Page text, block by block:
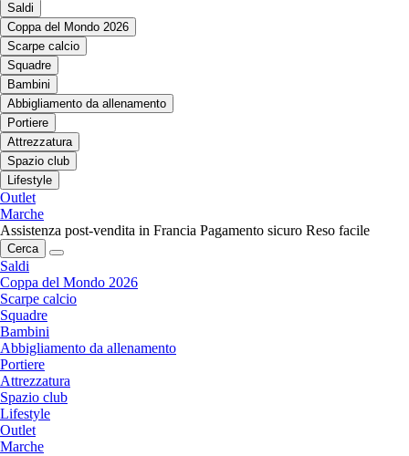
Saldi
Coppa del Mondo 2026
Scarpe calcio
Squadre
Bambini
Abbigliamento da allenamento
Portiere
Attrezzatura
Spazio club
Lifestyle
Outlet
Marche
Assistenza post-vendita in Francia Pagamento sicuro Reso facile
Cerca
Saldi
Coppa del Mondo 2026
Scarpe calcio
Squadre
Bambini
Abbigliamento da allenamento
Portiere
Attrezzatura
Spazio club
Lifestyle
Outlet
Marche